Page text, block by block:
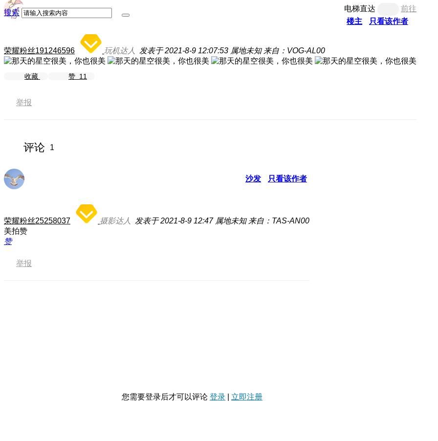
搜索 电梯直达
前往
楼主
只看该作者
荣耀粉丝191246596 玩机达人 发表于 2021-8-9 12:07:53 属地未知 来自：VOG-AL00
收藏 赞 11
举报
评论 1
沙发 只看该作者
荣耀粉丝25258037 摄影达人 发表于 2021-8-9 12:47 属地未知 来自：TAS-AN00
美拍赞
赞
举报
您需要登录后才可以评论 登录 立即注册